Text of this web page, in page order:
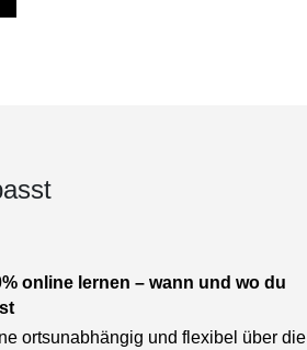
online lernen – wann und wo du
ortsunabhängig und flexibel über die